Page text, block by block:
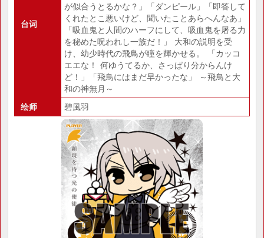
台词
が似合うとるかな？」「ダンピール」「即答して
くれたとこ悪いけど、聞いたことあらへんなあ」
「吸血鬼と人間のハーフにして、吸血鬼を屠る力
を秘めた呪われし一族だ！」 大和の説明を受
け、幼少時代の飛鳥が瞳を輝かせる。 「カッコ
エエな！ 何ゆうてるか、さっぱり分からんけ
ど！」「飛鳥にはまだ早かったな」 ～飛鳥と大
和の神無月～
绘师
碧風羽